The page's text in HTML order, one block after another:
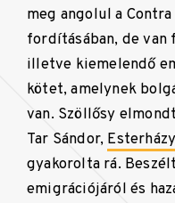
meg angolul a
fordításában, de van
illetve kiemelendő
kötet, amelynek
van. Szöllősy
Tar Sándor,
gyakorolta rá.
emigrációjáról és